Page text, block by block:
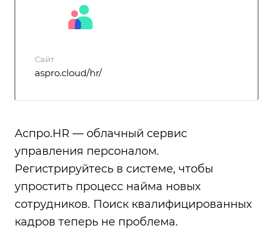
Сайт
aspro.cloud/hr/
Аспро.HR — облачный сервис
управления персоналом.
Регистрируйтесь в системе, чтобы
упростить процесс найма новых
сотрудников. Поиск квалифицированных
кадров теперь не проблема.